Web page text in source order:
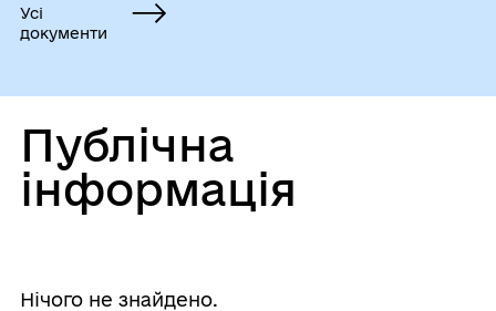
сиротам і дітям, позбавленим
батьківського піклування, після
проживають на території
Вороньківської сільської ради»
Усі
документи
Публічна
інформація
Нічого не знайдено.